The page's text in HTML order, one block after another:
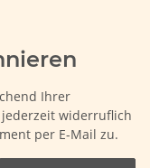
Ihrer
widerruflich
per E-Mail zu.